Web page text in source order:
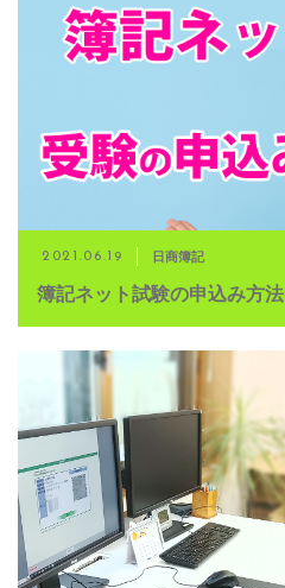
2021.06.19 日商簿記
簿記ネット試験の申込み方法